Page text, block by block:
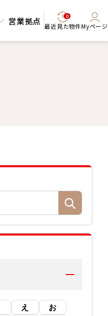
営業拠点 0
最近見た物件Myページ
え
お